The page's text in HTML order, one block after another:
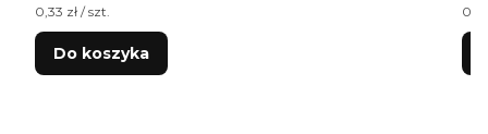
Cena jednostkowa netto
0,33 zł / szt.
Do koszyka